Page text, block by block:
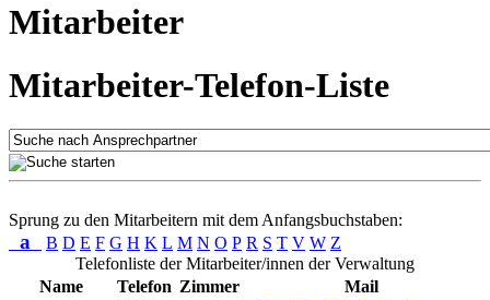
Mitarbeiter
Mitarbeiter-Telefon-Liste
Sprung zu den Mitarbeitern mit dem Anfangsbuchstaben:
a B D E F G H K L M N O P R S T V W Z
Telefonliste der Mitarbeiter/innen der Verwaltung
Name
Telefon Zimmer
Mail